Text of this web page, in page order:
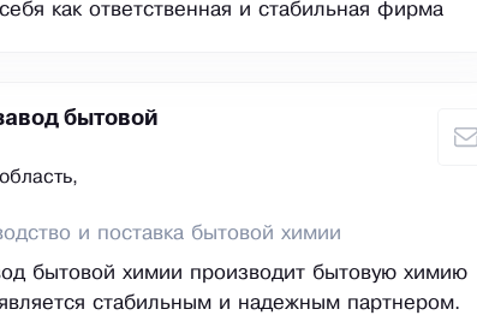
как ответственная и стабильная фирма
бытовой
и поставка бытовой химии
бытовой химии производит бытовую химию
стабильным и надежным партнером.